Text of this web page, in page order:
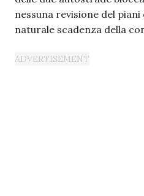
nessuna revisione del
naturale scadenza della